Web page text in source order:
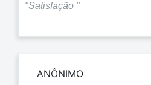
"Satisfação "
ANÔNIMO